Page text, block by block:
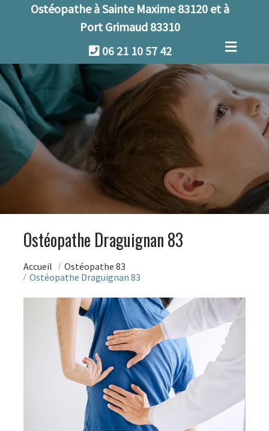
Ostéopathe à Sainte Maxime 83120 et à
Port Grimaud 83310
06 21 10 57 42
Ostéopathe Draguignan 83
Accueil
Ostéopathe 83
Ostéopathe Draguignan 83